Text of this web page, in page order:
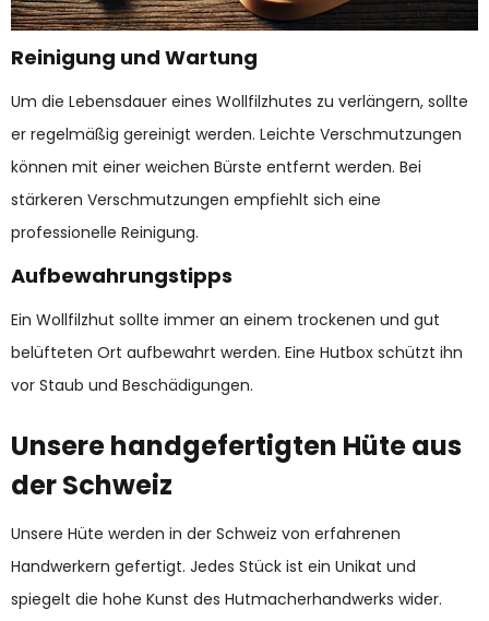
Reinigung und Wartung
Um die Lebensdauer eines Wollfilzhutes zu verlängern, sollte
er regelmäßig gereinigt werden. Leichte Verschmutzungen
können mit einer weichen Bürste entfernt werden. Bei
stärkeren Verschmutzungen empfiehlt sich eine
professionelle Reinigung.
Aufbewahrungstipps
Ein Wollfilzhut sollte immer an einem trockenen und gut
belüfteten Ort aufbewahrt werden. Eine Hutbox schützt ihn
vor Staub und Beschädigungen.
Unsere handgefertigten Hüte aus
der Schweiz
Unsere Hüte werden in der Schweiz von erfahrenen
Handwerkern gefertigt. Jedes Stück ist ein Unikat und
spiegelt die hohe Kunst des Hutmacherhandwerks wider.